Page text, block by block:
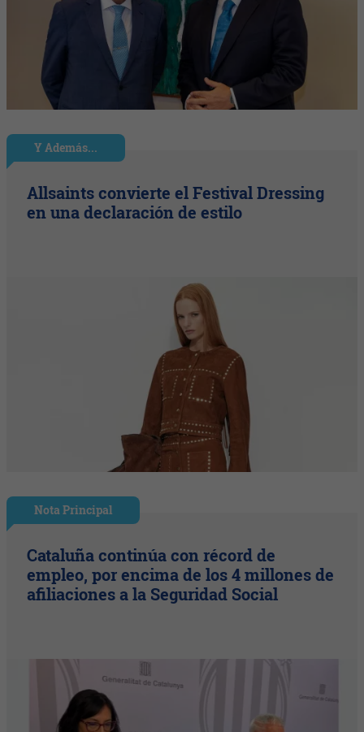
Y Además...
Allsaints convierte el Festival Dressing
en una declaración de estilo
Nota Principal
Cataluña continúa con récord de
empleo, por encima de los 4 millones de
afiliaciones a la Seguridad Social